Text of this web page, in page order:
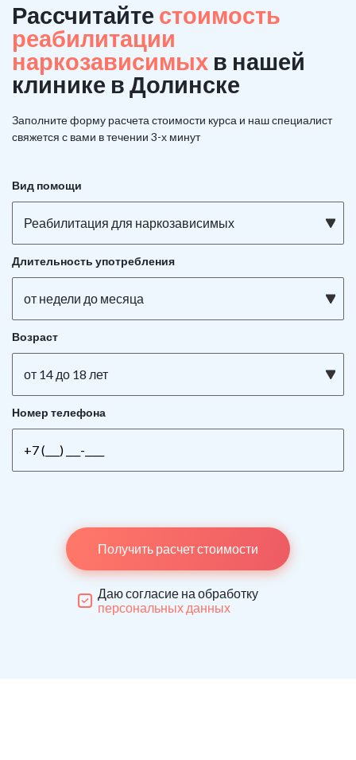
Рассчитайте стоимость
реабилитации
наркозависимых в нашей
клинике в Долинске
Заполните форму расчета стоимости курса и наш специалист
свяжется с вами в течении 3-х минут
Вид помощи
Реабилитация для наркозависимых
Длительность употребления
от недели до месяца
Возраст
от 14 до 18 лет
Номер телефона
Получить расчет стоимости
Даю согласие на обработку
персональных данных